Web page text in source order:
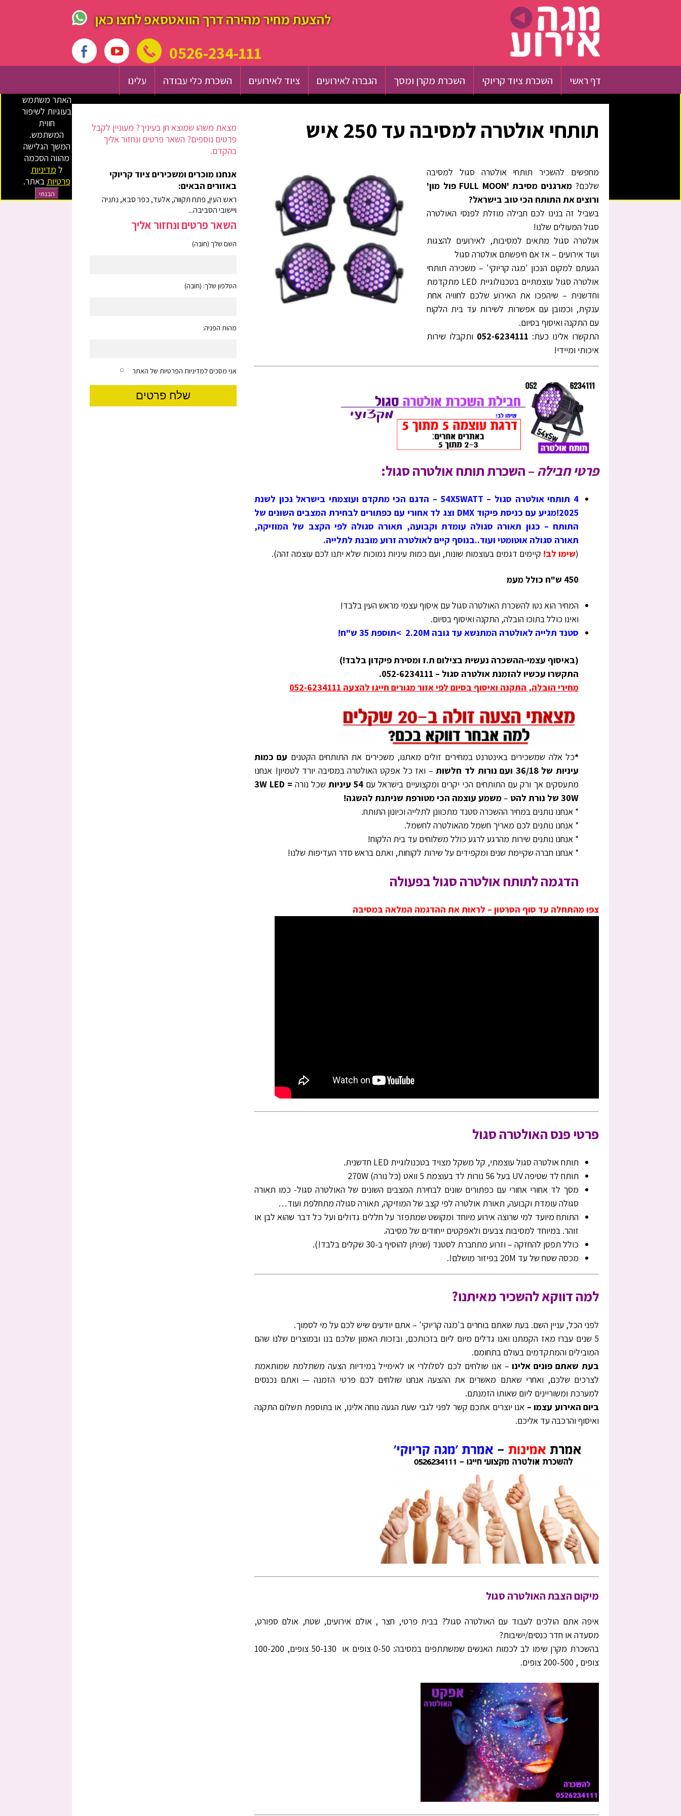
להצעת מחיר מהירה דרך הוואטסאפ לחצו כאן
0526-234-111
דף ראשי השכרת ציוד קריוקי השכרת מקרן ומסך הגברה לאירועים ציוד לאירועים השכרת כלי עבודה עלינו
תותחי אולטרה למסיבה עד 250 איש
מחפשים להשכיר תותחי אולטרה סגול למסיבה
שלכם?
מארגנים מסיבת 'FULL MOON פול מון'
ורוצים את התותח הכי טוב בישראל?
בשביל זה בנינו לכם חבילה מוזלת לפנסי האולטרה
סגול המעולים שלנו!
אולטרה סגול מתאים למסיבות, לאירועים להצגות
ועוד אירועים – אז אם חיפשתם אולטרה סגול
הגעתם למקום הנכון 'מגה קריוקי' – משכירה תותחי
אולטרה סגול עוצמתיים בטכנולוגיית LED מתקדמת
וחדשנית – שיהפכו את האירוע שלכם לחוויה אחת
ענקית, וכמובן עם אפשרות לשירות עד בית הלקוח
עם התקנה ואיסוף בסיום.
התקשרו אלינו כעת: 052-6234111 ותקבלו שירות
איכותי ומיידי!
פרטי חבילה–השכרת תותח אולטרה סגול:
4 תותחי אולטרה סגול – 54X5WATT – הדגם הכי מתקדם ועוצמתי בישראל נכון לשנת
2025!מגיע עם כניסת פיקוד DMX וצג לד אחורי עם כפתורים לבחירת המצבים השונים של
התותח – כגון תאורה סגולה עומדת וקבועה, תאורה סגולה לפי הקצב של המוזיקה,
תאורה סגולה אוטומטי ועוד..בנוסף קיים לאולטרה זרוע מובנת לתלייה.
(שימו לב! קיימים דגמים בעוצמות שונות, ועם כמות עיניות נמוכות שלא יתנו לכם עוצמה זהה).
450 ש"ח כולל מעמ
המחיר הוא נטו להשכרת האולטרה סגול עם איסוף עצמי מראש העין בלבד!
ואינו כולל בתוכו הובלה, התקנה ואיסוף בסיום.
סטנד תלייה לאולטרה המתנשא עד גובה 2.20M >תוספת 35 ש"ח!
(באיסוף עצמי-ההשכרה נעשית בצילום ת.ז ומסירת פיקדון בלבד!)
התקשרו עכשיו להזמנת אולטרה סגול – 052-6234111.
מחירי הובלה, התקנה ואיסוף בסיום לפי אזור מגורים חייגו להצעה 052-6234111
*כל אלה שמשכירים באינטרנט במחירים זולים מאתנו, משכירים את התותחים הקטנים עם כמות
עיניות של 36/18 ועם נורות לד חלשות
– ואז כל אפקט האולטרה במסיבה יורד לטמיון! אנחנו
מתעסקים אך ורק עם התותחים הכי יקרים ומקצועיים בישראל עם 54 עיניות שכל נורה 3W LED =
30W של נורת להט
–משמע עוצמה הכי מטורפת שניתנת להשגה!
* אנחנו נותנים במחיר ההשכרה סטנד מתכוונן לתלייה וכיונון התותח.
* אנחנו נותנים לכם מאריך חשמל מהאולטרה לחשמל.
* אנחנו נותנים שירות מהרגע לרגע כולל משלוחים עד בית הלקוח!
* אנחנו חברה שקיימת שנים ומקפידים על שירות לקוחות, ואתם בראש סדר העדיפות שלנו!
הדגמה לתותח אולטרה סגול בפעולה
צפו מהתחלה עד סוף הסרטון – לראות את ההדגמה המלאה במסיבה
פרטי פנס האולטרה סגול
תותח אולטרה סגול עוצמתי, קל משקל מצויד בטכנולוגיית LED חדשנית.
תותח לד שטיפה UV בעל 56 נורות לד בעוצמת 5 וואט (כל נורה) 270W
מסך לד אחורי אחורי עם כפתורים שונים לבחירת המצבים השונים של האולטרה סגול- כמו תאורה
סגולה עומדת וקבועה, תאורת אולטרה לפי קצב של המוזיקה, תאורה סגולה מתחלפת ועוד…
התותח מיועד למי שרוצה אירוע מיוחד ומקושט שמתפזר על חללים גדולים ועל כל דבר שהוא לבן או
זוהר. במיוחד למסיבות צבעים ולאפקטים ייחודים של מסיבה.
כולל תפסן להחזקה – וזרוע מתחברת לסטנד (שניתן להוסיף ב-30 שקלים בלבד!).
מכסה שטח של עד 20M בפיזור מושלם!.
למה דווקא להשכיר מאיתנו?
לפני הכל, עניין השם. בעת שאתם בוחרים ב'מגה קריוקי' – אתם יודעים שיש לכם על מי לסמוך.
5 שנים עברו מאז הקמתנו ואנו גדלים מיום ליום בזכותכם, ובזכות האמון שלכם בנו ובמוצרים שלנו שהם
המובילים והמתקדמים בעולם בתחומם.
בעת שאתם פונים אלינו– אנו שולחים לכם לסלולרי או לאימייל במידיות הצעה משתלמת שמותאמת
לצרכים שלכם, ואחרי שאתם מאשרים את ההצעה אנחנו שולחים לכם פרטי הזמנה — ואתם נכנסים
למערכת ומשוריינים ליום שאותו הזמנתם.
ביום האירוע עצמו – אנו יוצרים אתכם קשר לפני לגבי שעת הגעה נוחה אלינו, או בתוספת תשלום התקנה
ואיסוף והרכבה עד אליכם.
מיקום הצבת האולטרה סגול
איפה אתם הולכים לעבוד עם האולטרה סגול? בבית פרטי, חצר , אולם אירועים, שטח, אולם ספורט,
מסעדה או חדר כנסים/ישיבות?
בהשכרת מקרן שימו לב לכמות האנשים שמשתתפים במסיבה: 0-50 צופים או 50-130 צופים, 100-200
צופים , 200-500 צופים.
מצאת משהו שמוצא חן בעיניך? מעוניין לקבל
פרטים נוספים? השאר פרטים ונחזור אליך
בהקדם.
אנחנו מוכרים ומשכירים ציוד קריוקי
באזורים הבאים:
ראש העין, פתח תקווה, אלעד, כפר סבא, נתניה
ויישובי הסביבה...
השאר פרטים ונחזור אליך
השם שלך (חובה)
הטלפון שלך: (חובה)
מהות הפניה:
אני מסכים למדיניות הפרטיות של האתר
האתר משתמש
בעוגיות לשיפור
חווית
המשתמש.
המשך הגלישה
מהווה הסכמה
ל מדיניות
פרטיות באתר.
הבנתי